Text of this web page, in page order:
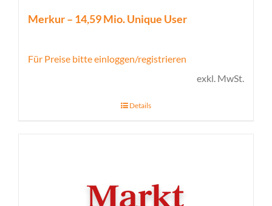
Merkur – 14,59 Mio. Unique User
Für Preise bitte einloggen/registrieren
exkl. MwSt.
Details